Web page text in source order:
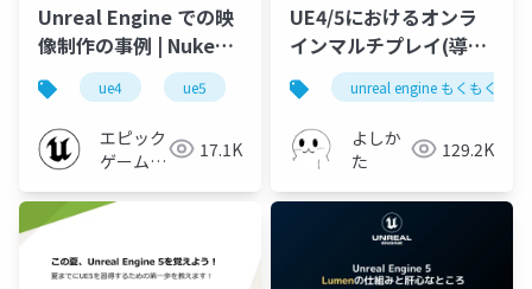
Unreal Engine での映
像制作の事例 | NukeX
× UnrealEngineセミ
ナー
ue4 ue5 ue-nongame
エピック
ゲームズ
17.1K
UE4/5におけるオンラ
インマルチプレイ(導入
編)
unreal engine もくもく会 in
よしか
た
129.2K